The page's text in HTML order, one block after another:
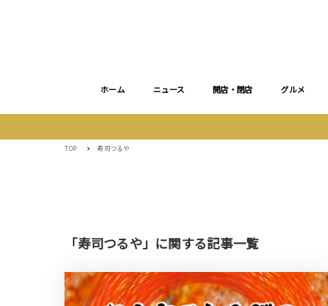
ホーム ニュース 開店・閉店 グルメ
TOP 寿司つるや
「寿司つるや」に関する記事一覧